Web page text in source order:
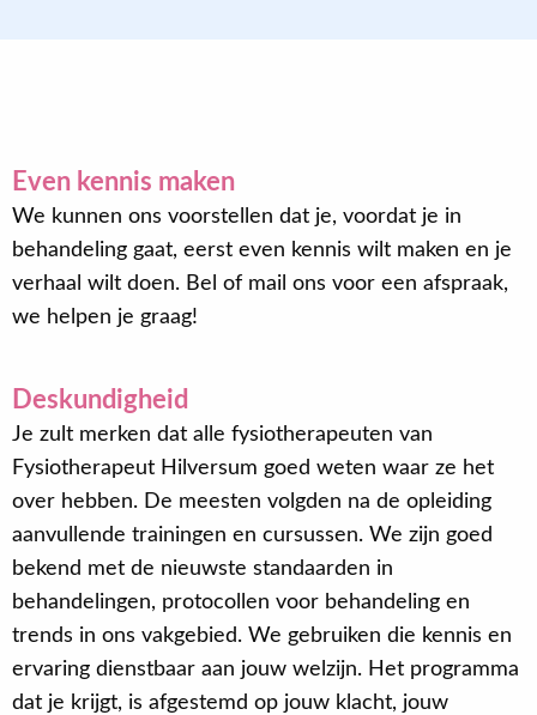
Even kennis maken
We kunnen ons voorstellen dat je, voordat je in
behandeling gaat, eerst even kennis wilt maken en je
verhaal wilt doen. Bel of mail ons voor een afspraak,
we helpen je graag!
Deskundigheid
Je zult merken dat alle fysiotherapeuten van
Fysiotherapeut Hilversum goed weten waar ze het
over hebben. De meesten volgden na de opleiding
aanvullende trainingen en cursussen. We zijn goed
bekend met de nieuwste standaarden in
behandelingen, protocollen voor behandeling en
trends in ons vakgebied. We gebruiken die kennis en
ervaring dienstbaar aan jouw welzijn. Het programma
dat je krijgt, is afgestemd op jouw klacht, jouw